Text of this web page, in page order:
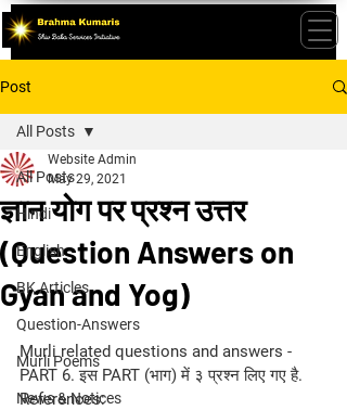
Post
All Posts
Hindi
English
BK Articles
Question-Answers
Murli Poems
News & Notices
All Posts
ज्ञान योग पर प्रश्न उत्तर
(Question Answers on
Gyan and Yog)
Website Admin
May 29, 2021
Murli related questions and answers -
PART 6. इस PART (भाग) में ३ प्रश्न लिए गए है.
References: